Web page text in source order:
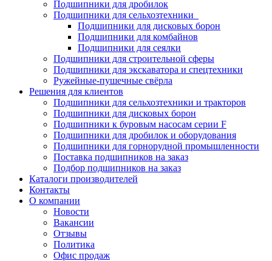
Подшипники для дробилок
Подшипники для сельхозтехники
Подшипники для дисковых борон
Подшипники для комбайнов
Подшипники для сеялки
Подшипники для строительной сферы
Подшипники для экскаватора и спецтехники
Ружейные-пушечные свёрла
Решения для клиентов
Подшипники для сельхозтехники и тракторов
Подшипники для дисковых борон
Подшипники к буровым насосам серии F
Подшипники для дробилок и оборудования
Подшипники для горнорудной промышленности
Поставка подшипников на заказ
Подбор подшипников на заказ
Каталоги производителей
Контакты
О компании
Новости
Вакансии
Отзывы
Политика
Офис продаж